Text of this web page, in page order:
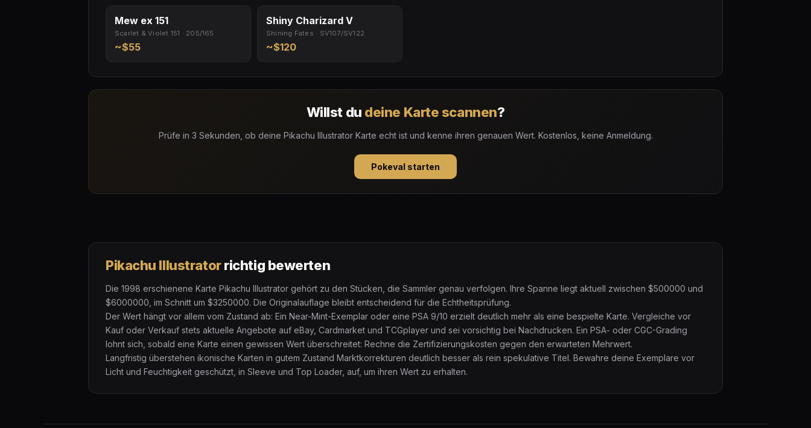
Mew ex 151
Scarlet & Violet 151 · 205/165
~$55
Shiny Charizard V
Shining Fates · SV107/SV122
~$120
Willst du deine Karte scannen?
Prüfe in 3 Sekunden, ob deine Pikachu Illustrator Karte echt ist und kenne ihren genauen Wert. Kostenlos, keine Anmeldung.
Pokeval starten
Pikachu Illustratorrichtig bewerten
Die 1998 erschienene Karte Pikachu Illustrator gehört zu den Stücken, die Sammler genau verfolgen. Ihre Spanne liegt aktuell zwischen $500000 und
$6000000, im Schnitt um $3250000. Die Originalauflage bleibt entscheidend für die Echtheitsprüfung.
Der Wert hängt vor allem vom Zustand ab: Ein Near-Mint-Exemplar oder eine PSA 9/10 erzielt deutlich mehr als eine bespielte Karte. Vergleiche vor
Kauf oder Verkauf stets aktuelle Angebote auf eBay, Cardmarket und TCGplayer und sei vorsichtig bei Nachdrucken. Ein PSA- oder CGC-Grading
lohnt sich, sobald eine Karte einen gewissen Wert überschreitet: Rechne die Zertifizierungskosten gegen den erwarteten Mehrwert.
Langfristig überstehen ikonische Karten in gutem Zustand Marktkorrekturen deutlich besser als rein spekulative Titel. Bewahre deine Exemplare vor
Licht und Feuchtigkeit geschützt, in Sleeve und Top Loader, auf, um ihren Wert zu erhalten.